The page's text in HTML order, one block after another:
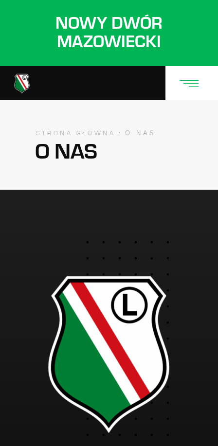
NOWY DWÓR
MAZOWIECKI
STRONA GŁÓWNA O NAS
O NAS